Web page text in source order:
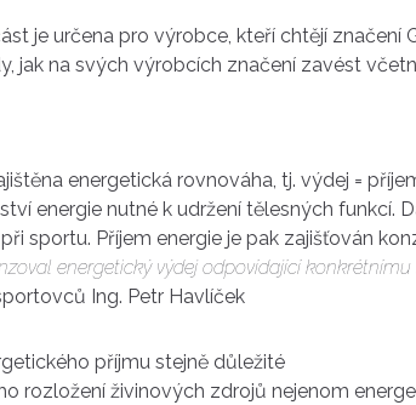
je určena pro výrobce, kteří chtějí
jak na svých výrobcích značení zavést
energetická rovnováha, tj. výdej =
energie nutné k udržení tělesných funkcí.
sportu. Příjem energie je pak zajišťován
energetický výdej odpovídající
Ing. Petr Havlíček
příjmu stejně důležité
rozložení živinových zdrojů nejenom